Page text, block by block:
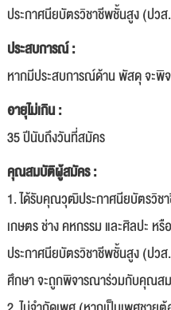
ประกาศนียบัตรวิชาชีพชั้นสูง (ปว
ประสบการณ์ :
หากมีประสบการณ์ด้าน พัสดุ จะพิ
อายุไม่เกิน :
35 ปีนับถึงวันที่สมัคร
คุณสมบัติผู้สมัคร :
1. ได้รับคุณวุฒิประกาศนียบัตรวิช
เกษตร ช่าง คหกรรม และศิลปะ ห
ประกาศนียบัตรวิชาชีพชั้นสูง (ป
ศึกษา จะถูกพิจารณาร่วมกับคุณส